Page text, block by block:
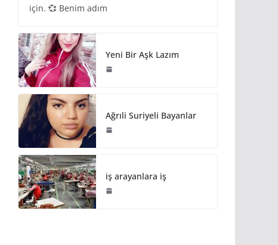
için. 💞 Benim adım
Yeni Bir Aşk Lazım
Ağrıli Suriyeli Bayanlar
iş arayanlara iş